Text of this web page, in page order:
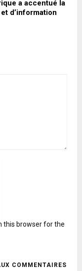
a accentué la
d’information
this browser for the
COMMENTAIRES